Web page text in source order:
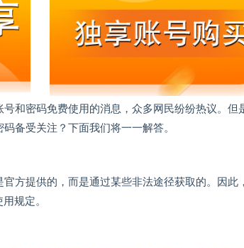
和密码免费使用的消息，众多网民纷纷热议。但
备受关注？下面我们将一一解答。
方提供的，而是通过某些非法途径获取的。因此
规定。